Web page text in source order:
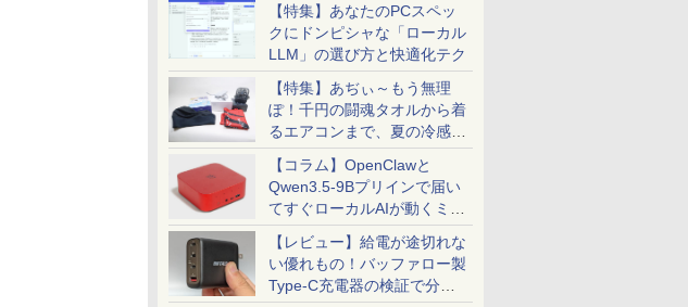
【特集】あなたのPCスペッ
クにドンピシャな「ローカル
LLM」の選び方と快適化テク
【特集】あぢぃ～もう無理
ぽ！千円の闘魂タオルから着
るエアコンまで、夏の冷感グ
ッズ一挙紹介
【コラム】OpenClawと
Qwen3.5-9Bプリインで届い
てすぐローカルAIが動くミニ
PC「SER9 Pro」
【レビュー】給電が途切れな
い優れもの！バッファロー製
Type-C充電器の検証で分か